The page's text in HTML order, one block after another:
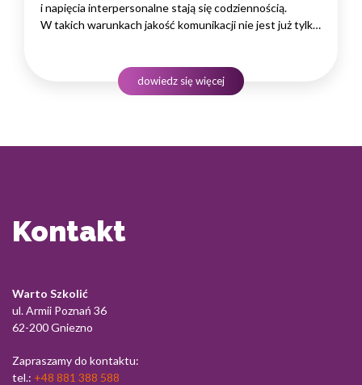
i napięcia interpersonalne stają się codziennością.
W takich warunkach jakość komunikacji nie jest już tylko
na psychologiczne bezpieczeństwo, zaangażowanie
i dobrostan pracowników. Umiejętność prowadzenia
dowiedz się więcej
Kontakt
Warto Szkolić
ul. Armii Poznań 36
62-200 Gniezno
Zapraszamy do kontaktu:
tel.: +48 881 388 588